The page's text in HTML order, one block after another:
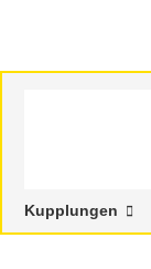
Kupplungen